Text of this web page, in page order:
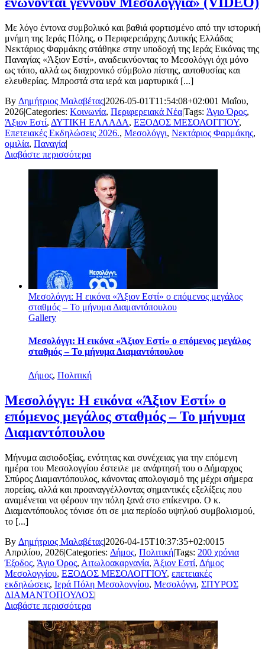
Με λόγο έντονα συμβολικό και βαθιά φορτισμένο από την ιστορική
μνήμη της Ιεράς Πόλης, ο Περιφερειάρχης Δυτικής Ελλάδας
Νεκτάριος Φαρμάκης στάθηκε στην υποδοχή της Ιεράς Εικόνας της
Παναγίας «Άξιον Εστί», αναδεικνύοντας το Μεσολόγγι όχι μόνο
ως τόπο, αλλά ως διαχρονικό σύμβολο πίστης, αυτοθυσίας και
ελευθερίας. Μπροστά στα ιερά και μαρτυρικά [...]
By Δημήτριος Μαλαβέτας|2026-05-01T11:54:08+02:001 Μαΐου,
2026|Categories: Κοινωνία, Περιφερειακά Νέα|Tags: Άγιο Όρος,
Άξιον Εστί, ΔΥΤΙΚΗ ΕΛΛΑΔΑ, ΕΞΟΔΟΣ ΜΕΣΟΛΟΓΓΙΟΥ,
Επετειακές Εκδηλώσεις 2026., Μεσολόγγι, Νεκτάριος Φαρμάκης,
ομιλία, Παναγία|
Διαβάστε περισσότερα
Μεσολόγγι: Η εικόνα «Άξιον Εστί» ο επόμενος μεγάλος
σταθμός – Το μήνυμα Διαμαντόπουλου
Gallery
Μεσολόγγι: Η εικόνα «Άξιον Εστί» ο επόμενος μεγάλος
σταθμός – Το μήνυμα Διαμαντόπουλου
Δήμος, Πολιτική
Μεσολόγγι: Η εικόνα «Άξιον Εστί» ο
επόμενος μεγάλος σταθμός – Το μήνυμα
Διαμαντόπουλου
Μήνυμα αισιοδοξίας, ενότητας και συνέχειας για την επόμενη
ημέρα του Μεσολογγίου έστειλε με ανάρτησή του ο Δήμαρχος
Σπύρος Διαμαντόπουλος, κάνοντας απολογισμό της μέχρι σήμερα
πορείας, αλλά και προαναγγέλλοντας σημαντικές εξελίξεις που
αναμένεται να φέρουν την πόλη ξανά στο επίκεντρο. Ο κ.
Διαμαντόπουλος τόνισε ότι σε μια περίοδο υψηλού συμβολισμού,
το [...]
By Δημήτριος Μαλαβέτας|2026-04-15T10:37:35+02:0015
Απριλίου, 2026|Categories: Δήμος, Πολιτική|Tags: 200 χρόνια
Έξοδος, Άγιο Όρος, Αιτωλοακαρνανία, Άξιον Εστί, Δήμος
Μεσολογγίου, ΕΞΟΔΟΣ ΜΕΣΟΛΟΓΓΙΟΥ, επετειακές
εκδηλώσεις, Ιερά Πόλη Μεσολογγίου, Μεσολόγγι, ΣΠΥΡΟΣ
ΔΙΑΜΑΝΤΟΠΟΥΛΟΣ|
Διαβάστε περισσότερα